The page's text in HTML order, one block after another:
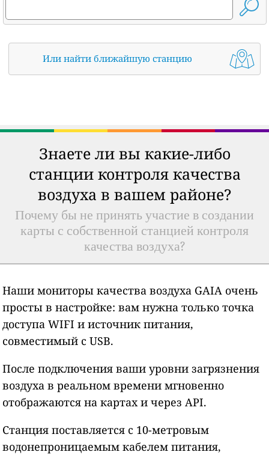
Или найти ближайшую станцию
Знаете ли вы какие-либо
станции контроля качества
воздуха в вашем районе?
Почему бы не принять участие в создании
карты с собственной станцией контроля
качества воздуха?
Наши мониторы качества воздуха GAIA очень
просты в настройке: вам нужна только точка
доступа WIFI и источник питания,
совместимый с USB.
После подключения ваши уровни загрязнения
воздуха в реальном времени мгновенно
отображаются на картах и через API.
Станция поставляется с 10-метровым
водонепроницаемым кабелем питания,